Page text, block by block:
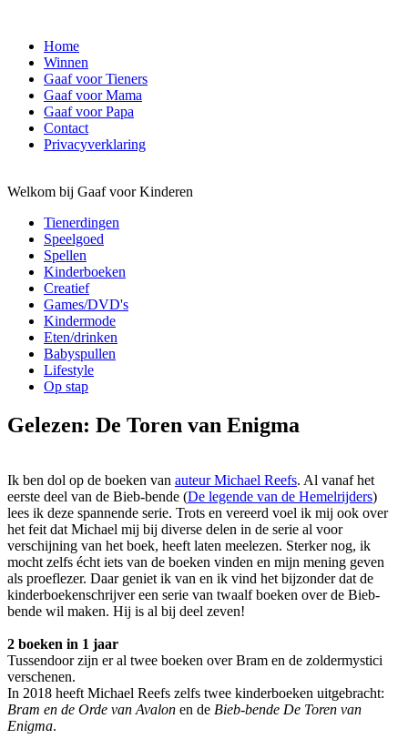
Home
Winnen
Gaaf voor Tieners
Gaaf voor Mama
Gaaf voor Papa
Contact
Privacyverklaring
Welkom bij Gaaf voor Kinderen
Tienerdingen
Speelgoed
Spellen
Kinderboeken
Creatief
Games/DVD's
Kindermode
Eten/drinken
Babyspullen
Lifestyle
Op stap
Gelezen: De Toren van Enigma
Ik ben dol op de boeken van auteur Michael Reefs. Al vanaf het
eerste deel van de Bieb-bende (De legende van de Hemelrijders)
lees ik deze spannende serie. Trots en vereerd voel ik mij ook over
het feit dat Michael mij bij diverse delen in de serie al voor
verschijning van het boek, heeft laten meelezen. Sterker nog, ik
mocht zelfs écht iets van de boeken vinden en mijn mening geven
als proeflezer. Daar geniet ik van en ik vind het bijzonder dat de
kinderboekenschrijver een serie van twaalf boeken over de Bieb-
bende wil maken. Hij is al bij deel zeven!
2 boeken in 1 jaar
Tussendoor zijn er al twee boeken over Bram en de zoldermystici
verschenen.
In 2018 heeft Michael Reefs zelfs twee kinderboeken uitgebracht:
Bram en de Orde van Avalon en de Bieb-bende De Toren van
Enigma.